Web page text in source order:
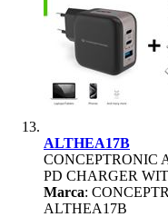
ALTHEA17B
CONCEPTRONIC
PD CHARGER
Marca:
ALTHEA17B